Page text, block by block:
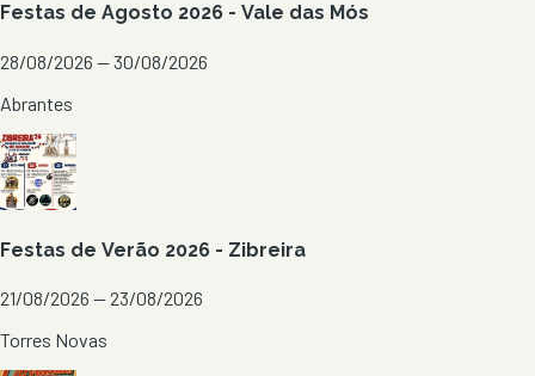
Festas de Agosto 2026 - Vale das Mós
28/08/2026 — 30/08/2026
Abrantes
Festas de Verão 2026 - Zibreira
21/08/2026 — 23/08/2026
Torres Novas